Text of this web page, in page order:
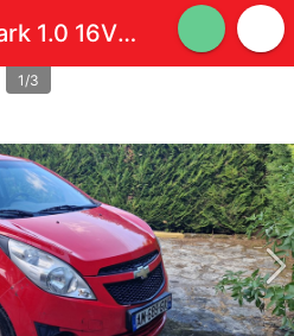
Chevrolet Spark 1.0 16V - 68
1/3